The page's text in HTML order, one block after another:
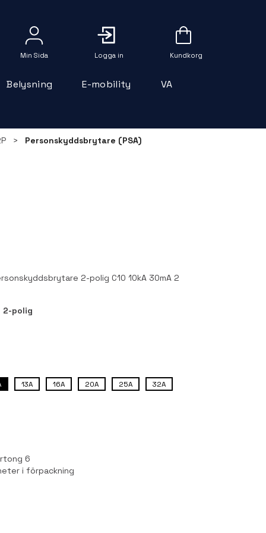
Logga in
Belysning E-mobility VA
> Personskyddsbrytare (PSA)
2-polig C10 10kA 30mA 2
2-polig
13A 16A 20A 25A 32A
6
i förpackning